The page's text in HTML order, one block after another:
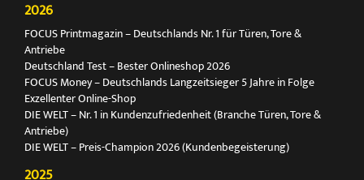
2026
FOCUS Printmagazin – Deutschlands Nr. 1 für Türen, Tore &
Antriebe
Deutschland Test – Bester Onlineshop 2026
FOCUS Money – Deutschlands Langzeitsieger 5 Jahre in Folge
Exzellenter Online-Shop
DIE WELT – Nr. 1 in Kundenzufriedenheit (Branche Türen, Tore &
Antriebe)
DIE WELT – Preis-Champion 2026 (Kundenbegeisterung)
2025